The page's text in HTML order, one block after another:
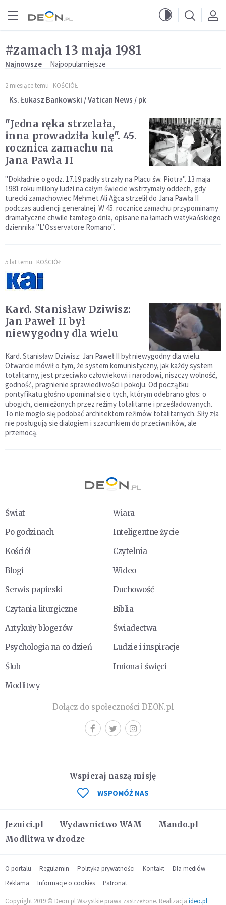
#zamach 13 maja 1981
Najnowsze Najpopularniejsze
2 miesiące temu KOŚCIÓŁ
Ks. Łukasz Bankowski / Vatican News / pk
"Jedna ręka strzelała,
inna prowadziła kulę". 45.
rocznica zamachu na
Jana Pawła II
"Dokładnie o godz. 17.19 padły strzały na Placu św. Piotra". 13 maja
1981 roku miliony ludzi na całym świecie wstrzymały oddech, gdy
turecki zamachowiec Mehmet Ali Ağca strzelił do Jana Pawła II
podczas audiencji generalnej. W 45. rocznicę zamachu przypominamy
dramatyczne chwile tamtego dnia, opisane na łamach watykańskiego
dziennika "L’Osservatore Romano".
5 lat temu KOŚCIÓŁ
Kard. Stanisław Dziwisz:
Jan Paweł II był
niewygodny dla wielu
Kard. Stanisław Dziwisz: Jan Paweł II był niewygodny dla wielu.
Otwarcie mówił o tym, że system komunistyczny, jak każdy system
totalitarny, jest przeciwko człowiekowi i narodowi, niszczy wolność,
godność, pragnienie sprawiedliwości i pokoju. Od początku
pontyfikatu głośno upominał się o tych, którym odebrano głos: o
ubogich, ciemiężonych przez reżimy totalitarne i prześladowanych.
To nie mogło się podobać architektom reżimów totalitarnych. Siły zła
nie posługują się dialogiem i szacunkiem do przeciwników, ale
przemocą.
Świat
Wiara
Po godzinach
Inteligentne życie
Kościół
Czytelnia
Blogi
Wideo
Serwis papieski
Duchowość
Czytania liturgiczne
Biblia
Artykuły blogerów
Świadectwa
Psychologia na co dzień
Ludzie i inspiracje
Ślub
Imiona i święci
Modlitwy
Dołącz do społeczności DEON.pl
Jezuici.pl Wydawnictwo WAM
Mando.pl
Modlitwa w drodze
Wspieraj naszą misję
WSPOMÓŻ NAS
O portalu Regulamin Polityka prywatności Kontakt
Dla mediów
Reklama
Informacje o cookies Patronat
Copyright 2019 © Deon.pl Wszystkie prawa zastrzeżone. Realizacja ideo.pl